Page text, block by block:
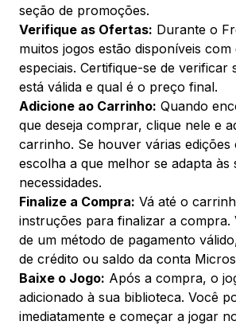
seção de promoções.
Verifique as Ofertas: Durante o
muitos jogos estão disponíveis com
especiais. Certifique-se de verificar
está válida e qual é o preço final.
Adicione ao Carrinho: Quando
que deseja comprar, clique nele e
carrinho. Se houver várias edições
escolha a que melhor se adapta às
necessidades.
Finalize a Compra: Vá até o
instruções para finalizar a compra.
de um método de pagamento
de crédito ou saldo da conta
Baixe o Jogo: Após a compra, o
adicionado à sua biblioteca. Você
imediatamente e começar a jogar